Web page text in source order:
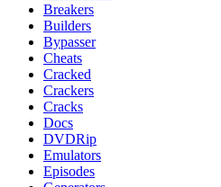
Breakers
Builders
Bypasser
Cheats
Cracked
Crackers
Cracks
Docs
DVDRip
Emulators
Episodes